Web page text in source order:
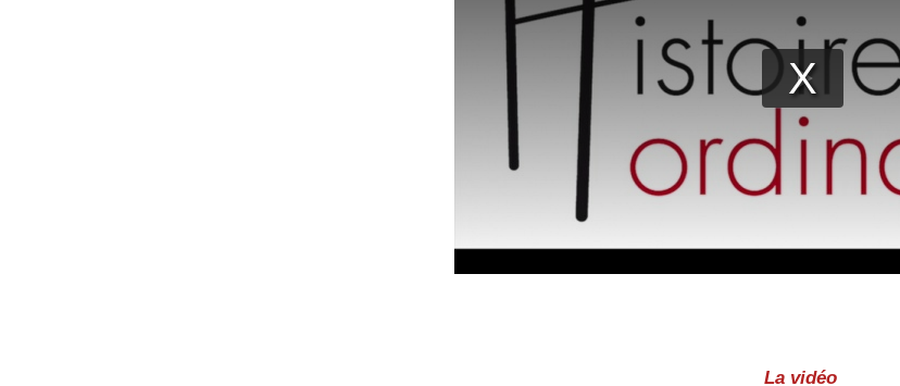
La vidéo